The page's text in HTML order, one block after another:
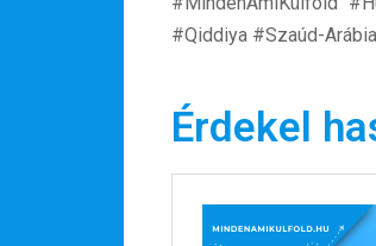
#Qiddiya #Szaúd-Arábia
Érdekel